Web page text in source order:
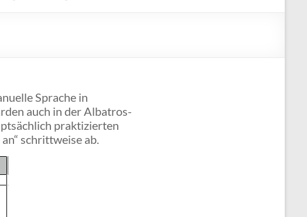
Sprache in
auch in der Albatros-
praktizierten
schrittweise ab.